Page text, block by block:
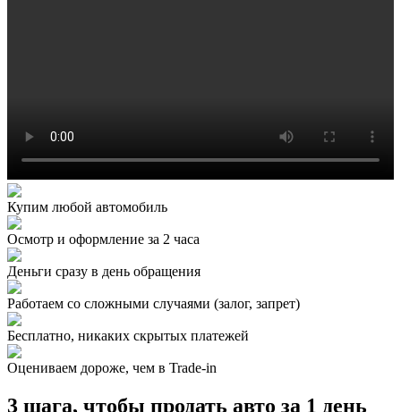
Купим любой автомобиль
Осмотр и оформление за 2 часа
Деньги сразу в день обращения
Работаем со сложными случаями (залог, запрет)
Бесплатно, никаких скрытых платежей
Оцениваем дороже, чем в Trade‑in
3 шага, чтобы продать авто за 1 день